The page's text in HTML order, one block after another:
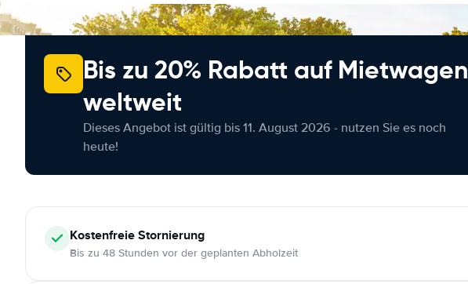
Bis zu 20% Rabatt auf Mietwagen
weltweit
Dieses Angebot ist gültig bis 11. August 2026 - nutzen Sie es noch
heute!
KostenfreieStornierung
Bis zu 48 Stunden vor der geplanten Abholzeit